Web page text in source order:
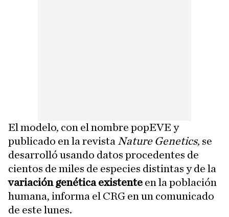
El modelo, con el nombre popEVE y
publicado en la revista Nature Genetics, se
desarrolló usando datos procedentes de
cientos de miles de especies distintas y de la
variación genética existente en la población
humana, informa el CRG en un comunicado
de este lunes.